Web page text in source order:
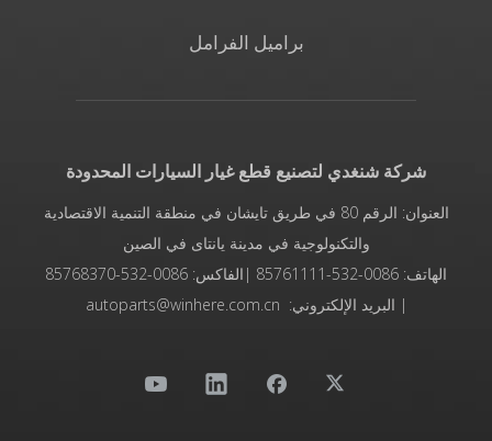
براميل الفرامل
شركة شنغدي لتصنيع قطع غيار السيارات المحدودة
العنوان: الرقم 80 في طريق تايشان في منطقة التنمية الاقتصادية
والتكنولوجية في مدينة يانتاى في الصين
الهاتف: 0086-532-85761111 |الفاكس: 0086-532-85768370
| البريد الإلكتروني: autoparts@winhere.com.cn